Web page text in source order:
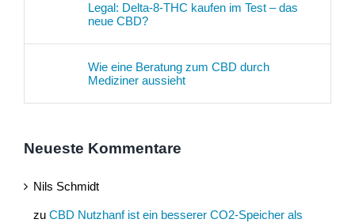
Legal: Delta-8-THC kaufen im Test – das
neue CBD?
Wie eine Beratung zum CBD durch
Mediziner aussieht
Neueste Kommentare
Nils Schmidt
zu CBD Nutzhanf ist ein besserer CO2-Speicher als